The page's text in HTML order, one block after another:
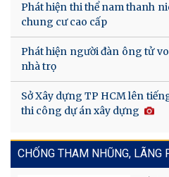
Phát hiện thi thể nam thanh
chung cư cao cấp
Phát hiện người đàn ông tử
nhà trọ
Sở Xây dựng TP HCM lên
thi công dự án xây dựng
CHỐNG THAM NHŨNG, LÃNG